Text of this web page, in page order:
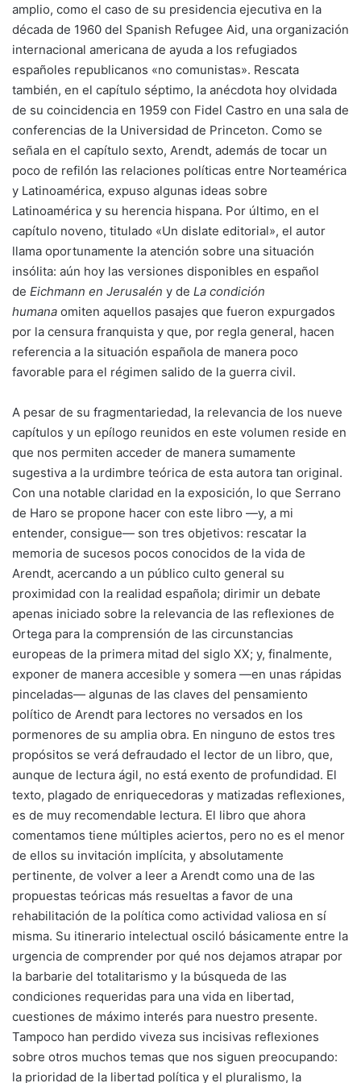
amplio, como el caso de su presidencia ejecutiva en la
década de 1960 del Spanish Refugee Aid, una organización
internacional americana de ayuda a los refugiados
españoles republicanos «no comunistas». Rescata
también, en el capítulo séptimo, la anécdota hoy olvidada
de su coincidencia en 1959 con Fidel Castro en una sala de
conferencias de la Universidad de Princeton. Como se
señala en el capítulo sexto, Arendt, además de tocar un
poco de refilón las relaciones políticas entre Norteamérica
y Latinoamérica, expuso algunas ideas sobre
Latinoamérica y su herencia hispana. Por último, en el
capítulo noveno, titulado «Un dislate editorial», el autor
llama oportunamente la atención sobre una situación
insólita: aún hoy las versiones disponibles en español
de Eichmann en Jerusalén y de La condición
humana omiten aquellos pasajes que fueron expurgados
por la censura franquista y que, por regla general, hacen
referencia a la situación española de manera poco
favorable para el régimen salido de la guerra civil.
A pesar de su fragmentariedad, la relevancia de los nueve
capítulos y un epílogo reunidos en este volumen reside en
que nos permiten acceder de manera sumamente
sugestiva a la urdimbre teórica de esta autora tan original.
Con una notable claridad en la exposición, lo que Serrano
de Haro se propone hacer con este libro —y, a mi
entender, consigue— son tres objetivos: rescatar la
memoria de sucesos pocos conocidos de la vida de
Arendt, acercando a un público culto general su
proximidad con la realidad española; dirimir un debate
apenas iniciado sobre la relevancia de las reflexiones de
Ortega para la comprensión de las circunstancias
europeas de la primera mitad del siglo XX; y, finalmente,
exponer de manera accesible y somera —en unas rápidas
pinceladas— algunas de las claves del pensamiento
político de Arendt para lectores no versados en los
pormenores de su amplia obra. En ninguno de estos tres
propósitos se verá defraudado el lector de un libro, que,
aunque de lectura ágil, no está exento de profundidad. El
texto, plagado de enriquecedoras y matizadas reflexiones,
es de muy recomendable lectura. El libro que ahora
comentamos tiene múltiples aciertos, pero no es el menor
de ellos su invitación implícita, y absolutamente
pertinente, de volver a leer a Arendt como una de las
propuestas teóricas más resueltas a favor de una
rehabilitación de la política como actividad valiosa en sí
misma. Su itinerario intelectual osciló básicamente entre la
urgencia de comprender por qué nos dejamos atrapar por
la barbarie del totalitarismo y la búsqueda de las
condiciones requeridas para una vida en libertad,
cuestiones de máximo interés para nuestro presente.
Tampoco han perdido viveza sus incisivas reflexiones
sobre otros muchos temas que nos siguen preocupando:
la prioridad de la libertad política y el pluralismo, la